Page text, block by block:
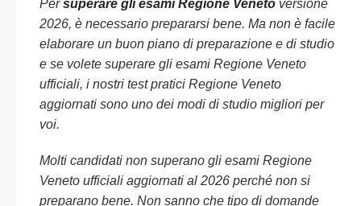
Persuperare gli esami Regione Veneto versione
2026, è necessario prepararsi bene. Ma non è facile
elaborare un buon piano di preparazione e di studio
e se volete superare gli esami Regione Veneto
ufficiali, i nostri test pratici Regione Veneto
aggiornati sono uno dei modi di studio migliori per
voi.
Molti candidati non superano gli esami Regione
Veneto ufficiali aggiornati al 2026 perché non si
preparano bene. Non sanno che tipo di domande